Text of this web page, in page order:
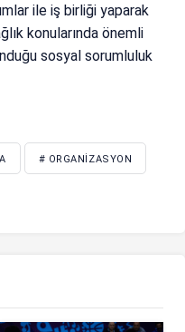
ile iş birliği yaparak
konularında önemli
sosyal sorumluluk
# ORGANIZASYON